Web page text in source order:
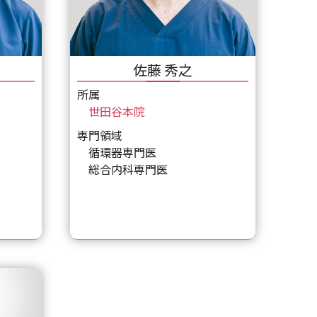
佐藤 秀之
所属
世田谷本院
専門領域
循環器専門医
総合内科専門医